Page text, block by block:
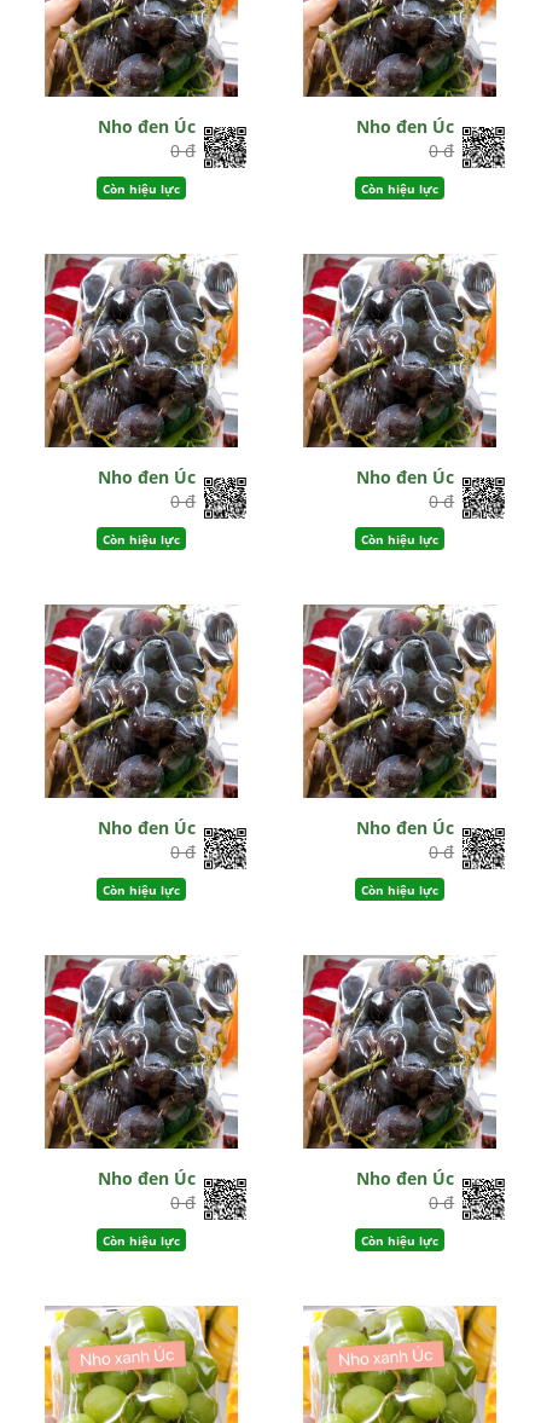
Nho đen Úc
0 đ
Còn hiệu lực
Nho đen Úc
0 đ
Còn hiệu lực
Nho đen Úc
0 đ
Còn hiệu lực
Nho đen Úc
0 đ
Còn hiệu lực
Nho đen Úc
0 đ
Còn hiệu lực
Nho đen Úc
0 đ
Còn hiệu lực
Nho đen Úc
0 đ
Còn hiệu lực
Nho đen Úc
0 đ
Còn hiệu lực